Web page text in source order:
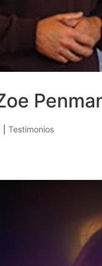
Testimonios